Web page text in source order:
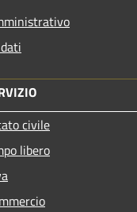
civile
libero